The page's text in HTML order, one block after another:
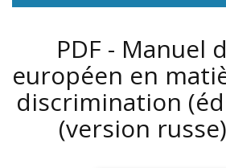
PDF - Manuel
européen en
discrimination
(version russe)